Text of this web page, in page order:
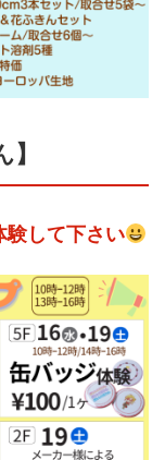
験して下さい